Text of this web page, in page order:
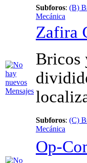
Subforos: (B)
Mecánica
Zafira
Bricos
Subforos: (C)
Mecánica
Op-